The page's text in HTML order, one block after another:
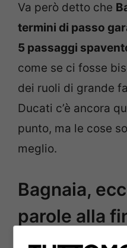
Va però detto che
termini di passo
5 passaggi
come se ci fosse
dei ruoli di grande
Ducati c’è ancora
punto, ma le cose
meglio.
Bagnaia,
parole alla